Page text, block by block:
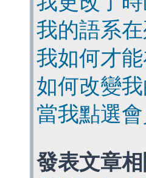
我的語系
我如何才
如何改變
當我點選
發表文章